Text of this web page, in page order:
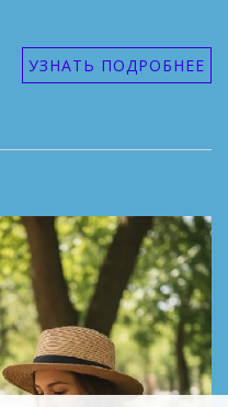
УЗНАТЬ ПОДРОБНЕЕ